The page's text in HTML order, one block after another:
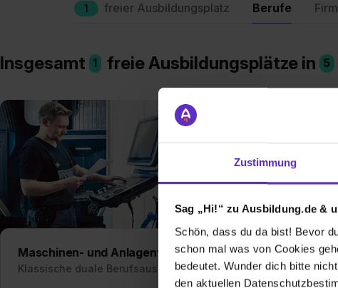
Zustimmung
Sag „Hi!“ zu Ausbildung.de &
Schön, dass du da bist! Bevor
schon mal was von Cookies
bedeutet. Wunder dich bitte
den aktuellen
1 freier Ausbildungsplatz Berufe
Insgesamt 1 freie Ausbildungsplätze in 5
Maschinen- und Anlagenführer/in
Klassische duale Berufsausbildung